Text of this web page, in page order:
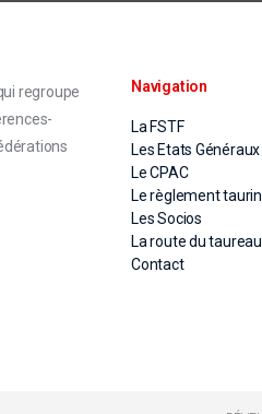
regroupe
Navigation
La FSTF
Les Etats Généraux
Le CPAC
Le règlement taurin
Les Socios
La route du taureau
Contact